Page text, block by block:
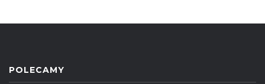
POLECAMY